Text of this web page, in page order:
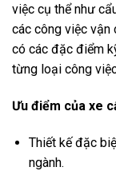
việc cụ thể như
các công việc vận
có các đặc điểm
từng loại công
Ưu điểm của xe
Thiết kế đặc
ngành.